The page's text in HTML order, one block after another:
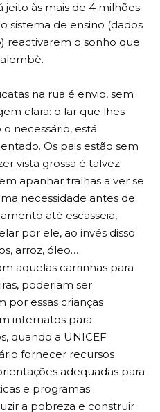
jeito às mais de 4 milhões
sistema de ensino (dados
reactivarem o sonho que
na rua é envio, sem
clara: o lar que lhes
necessário, está
Os pais estão sem
vista grossa é talvez
apanhar tralhas a ver se
necessidade antes de
até escasseia,
por ele, ao invés disso
arroz, óleo…
aquelas carrinhas para
poderiam ser
por essas crianças
internatos para
quando a UNICEF
fornecer recursos
adequadas para
e programas
a pobreza e construir